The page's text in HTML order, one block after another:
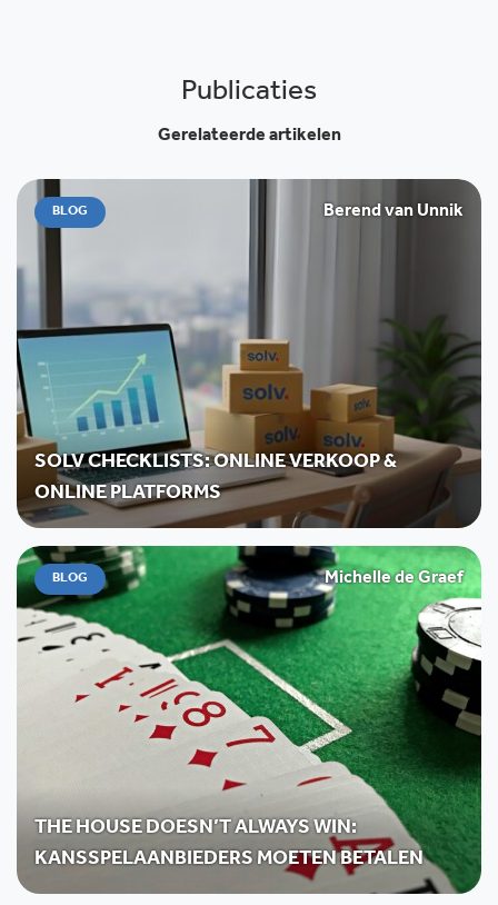
Publicaties
Gerelateerde artikelen
BLOG Berend van Unnik
SOLV CHECKLISTS: ONLINE VERKOOP &
ONLINE PLATFORMS
BLOG Michelle de Graef
THE HOUSE DOESN’T ALWAYS WIN:
KANSSPELAANBIEDERS MOETEN BETALEN